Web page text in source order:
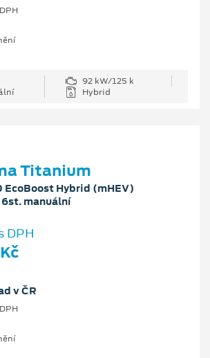
92 kW/125 k
Hybrid
Titanium
EcoBoost Hybrid (mHEV)
manuální
DPH
v ČR